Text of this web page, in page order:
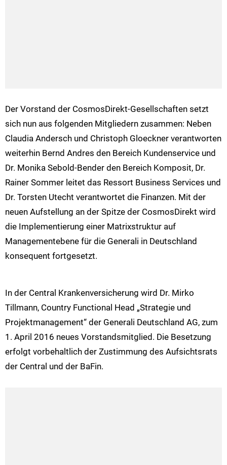
Der Vorstand der CosmosDirekt-Gesellschaften setzt
sich nun aus folgenden Mitgliedern zusammen: Neben
Claudia Andersch und Christoph Gloeckner verantworten
weiterhin Bernd Andres den Bereich Kundenservice und
Dr. Monika Sebold-Bender den Bereich Komposit, Dr.
Rainer Sommer leitet das Ressort Business Services und
Dr. Torsten Utecht verantwortet die Finanzen. Mit der
neuen Aufstellung an der Spitze der CosmosDirekt wird
die Implementierung einer Matrixstruktur auf
Managementebene für die Generali in Deutschland
konsequent fortgesetzt.
In der Central Krankenversicherung wird Dr. Mirko
Tillmann, Country Functional Head „Strategie und
Projektmanagement“ der Generali Deutschland AG, zum
1. April 2016 neues Vorstandsmitglied. Die Besetzung
erfolgt vorbehaltlich der Zustimmung des Aufsichtsrats
der Central und der BaFin.